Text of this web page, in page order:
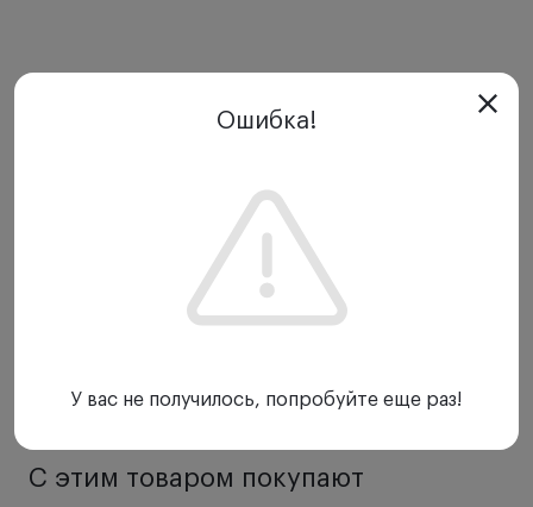
С этим товаром покупают
Ошибка!
У вас не получилось, попробуйте еще раз!